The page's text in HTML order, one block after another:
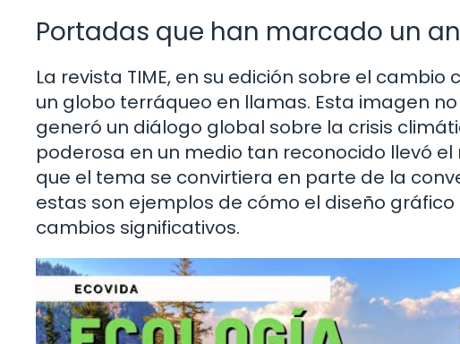
Portadas que han marcado un
La revista TIME, en su edición sobre el
un globo terráqueo en llamas. Esta imagen
generó un diálogo global sobre la crisis
poderosa en un medio tan reconocido llevó
que el tema se convirtiera en parte de la
estas son ejemplos de cómo el diseño
cambios significativos.